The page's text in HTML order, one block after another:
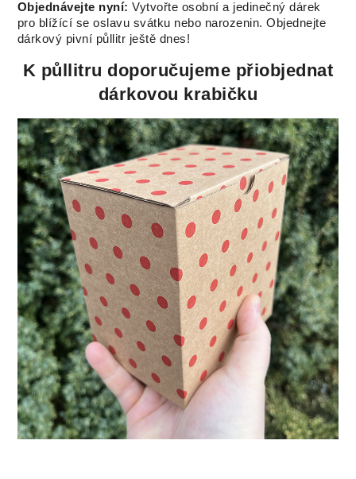
Objednávejte nyní: Vytvořte osobní a jedinečný dárek
pro blížící se oslavu svátku nebo narozenin. Objednejte
dárkový pivní půllitr ještě dnes!
K půllitru doporučujeme přiobjednat
dárkovou krabičku